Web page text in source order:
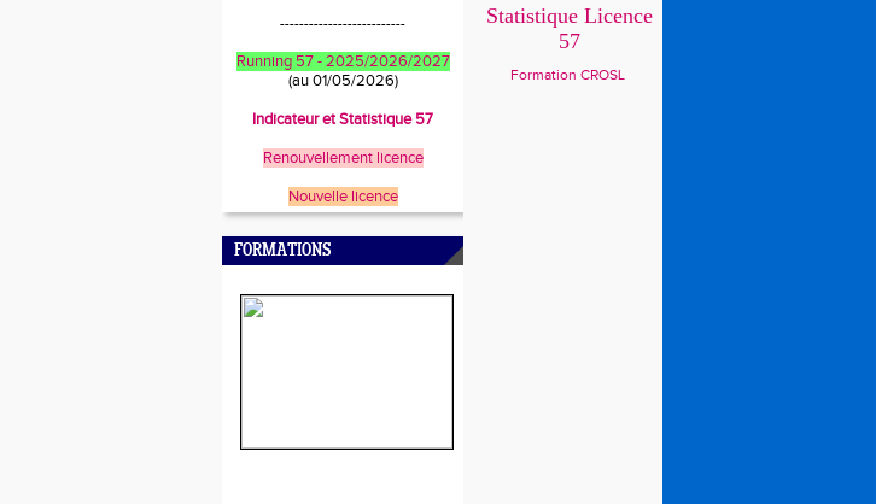
--------------------------
Running 57 - 2025/2026/2027
(au 01/05/2026)
Indicateur et Statistique 57
Renouvellement licence
Nouvelle licence
FORMATIONS
Statistique Licence
57
Formation CROSL